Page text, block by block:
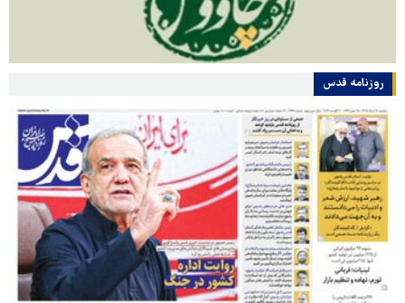
روزنامه قدس